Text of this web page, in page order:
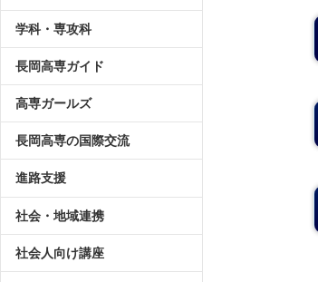
学科・専攻科
長岡高専ガイド
高専ガールズ
長岡高専の国際交流
進路支援
社会・地域連携
社会人向け講座